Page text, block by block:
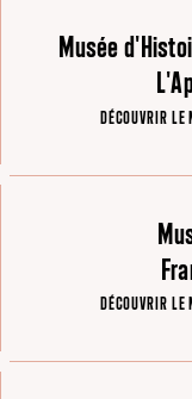
Musée
DÉCOUVRIR LE
DÉCOUVRIR LE